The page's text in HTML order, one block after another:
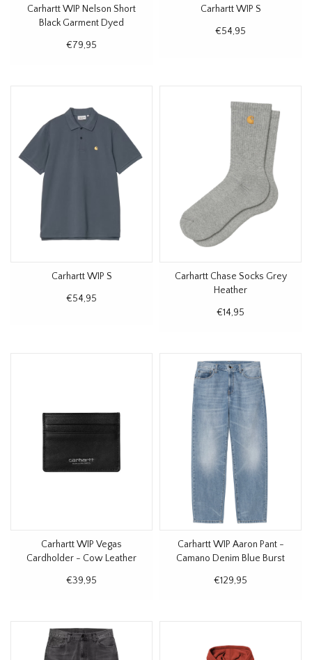
Carhartt WIP Nelson Short
Black Garment Dyed
€79,95
Carhartt WIP S
€54,95
Carhartt WIP S
€54,95
Carhartt Chase Socks Grey
Heather
€14,95
Carhartt WIP Vegas
Cardholder - Cow Leather
€39,95
Carhartt WIP Aaron Pant -
Camano Denim Blue Burst
€129,95